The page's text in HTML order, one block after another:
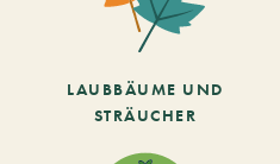
LAUBBÄUME UND
STRÄUCHER